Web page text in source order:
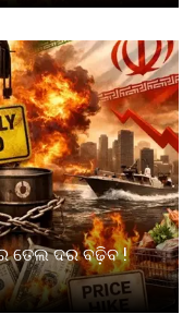
ତେଲ ଦର ବଢ଼ିବ !